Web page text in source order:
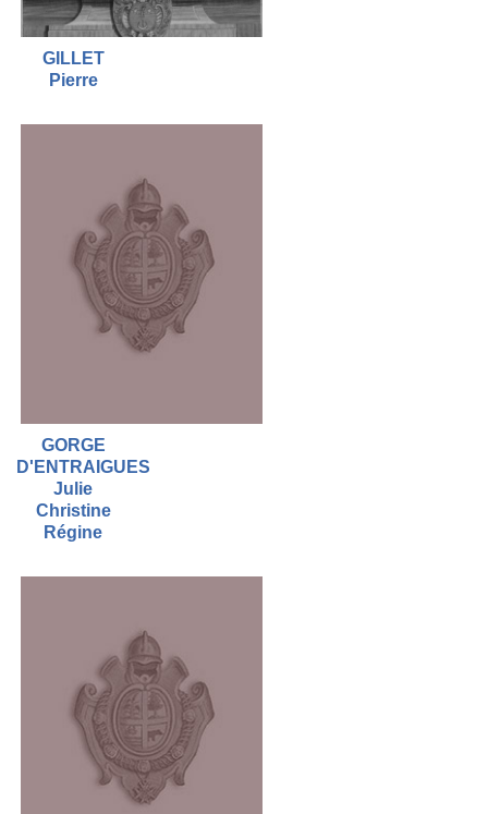
GILLET
Pierre
GORGE
D'ENTRAIGUES
Julie
Christine
Régine